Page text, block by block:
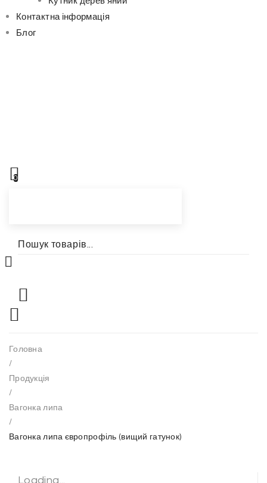
Контактна інформація
Блог
0
Головна
/
Продукція
/
Вагонка липа
/
Вагонка липа європрофіль (вищий гатунок)
Loading...